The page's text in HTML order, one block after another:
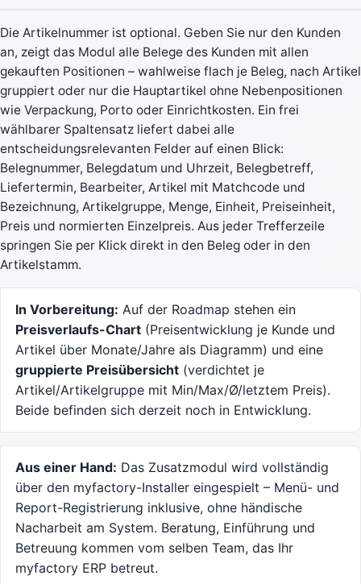
Die Artikelnummer ist optional. Geben Sie nur den Kunden
an, zeigt das Modul alle Belege des Kunden mit allen
gekauften Positionen – wahlweise flach je Beleg, nach Artikel
gruppiert oder nur die Hauptartikel ohne Nebenpositionen
wie Verpackung, Porto oder Einrichtkosten. Ein frei
wählbarer Spaltensatz liefert dabei alle
entscheidungsrelevanten Felder auf einen Blick:
Belegnummer, Belegdatum und Uhrzeit, Belegbetreff,
Liefertermin, Bearbeiter, Artikel mit Matchcode und
Bezeichnung, Artikelgruppe, Menge, Einheit, Preiseinheit,
Preis und normierten Einzelpreis. Aus jeder Trefferzeile
springen Sie per Klick direkt in den Beleg oder in den
Artikelstamm.
In Vorbereitung: Auf der Roadmap stehen ein
Preisverlaufs-Chart (Preisentwicklung je Kunde und
Artikel über Monate/Jahre als Diagramm) und eine
gruppierte Preisübersicht (verdichtet je
Artikel/Artikelgruppe mit Min/Max/Ø/letztem Preis).
Beide befinden sich derzeit noch in Entwicklung.
Aus einer Hand: Das Zusatzmodul wird vollständig
über den myfactory-Installer eingespielt – Menü- und
Report-Registrierung inklusive, ohne händische
Nacharbeit am System. Beratung, Einführung und
Betreuung kommen vom selben Team, das Ihr
myfactory ERP betreut.